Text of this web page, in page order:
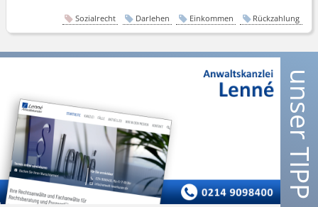
Sozialrecht Darlehen Einkommen Rückzahlung